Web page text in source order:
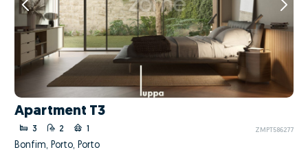
Apartment T3
3 2 ZMPT586277
Bonfim, Porto, Porto